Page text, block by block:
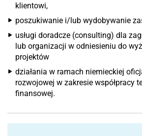
klientowi,
poszukiwanie i/lub wydobywanie
usługi doradcze (consulting) dla
lub organizacji w odniesieniu do
projektów
działania w ramach niemieckiej
rozwojowej w zakresie współpracy
finansowej.